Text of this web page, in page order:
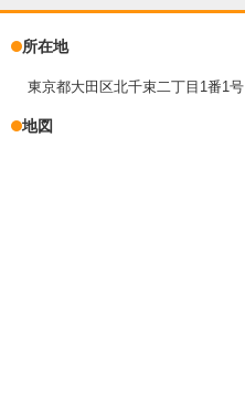
所在地
東京都大田区北千束二丁目1番1号
地図